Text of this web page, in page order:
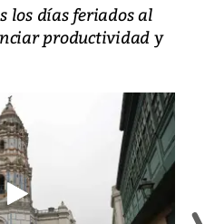
los días feriados al
productividad y